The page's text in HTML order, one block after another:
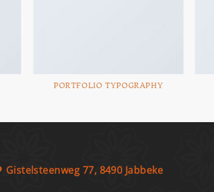
PORTFOLIO TYPOGRAPHY
Gistelsteenweg 77, 8490 Jabbeke